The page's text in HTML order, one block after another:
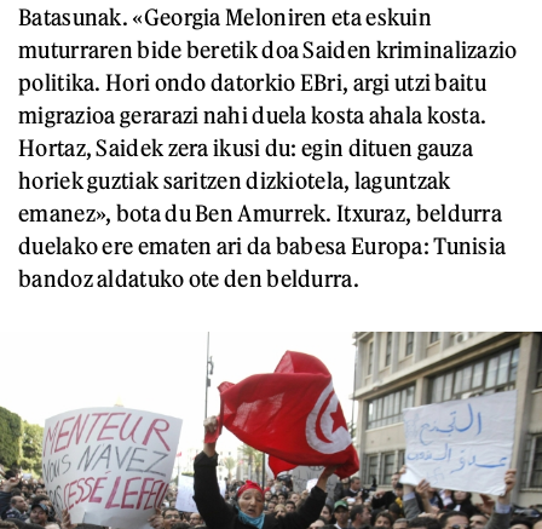
Batasunak. «Georgia Meloniren eta eskuin
muturraren bide beretik doa Saiden kriminalizazio
politika. Hori ondo datorkio EBri, argi utzi baitu
migrazioa gerarazi nahi duela kosta ahala kosta.
Hortaz, Saidek zera ikusi du: egin dituen gauza
horiek guztiak saritzen dizkiotela, laguntzak
emanez», bota du Ben Amurrek. Itxuraz, beldurra
duelako ere ematen ari da babesa Europa: Tunisia
bandoz aldatuko ote den beldurra.